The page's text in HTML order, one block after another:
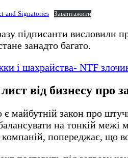
and-Signatories Завантажити
підписанти висловили
занадто багато.
і шахрайства- NTF
від бизнесу про
майбутній закон про
на тонкій межі
попереджає, що